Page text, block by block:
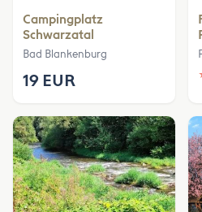
Campingplatz
Schwarzatal
Bad Blankenburg
19 EUR